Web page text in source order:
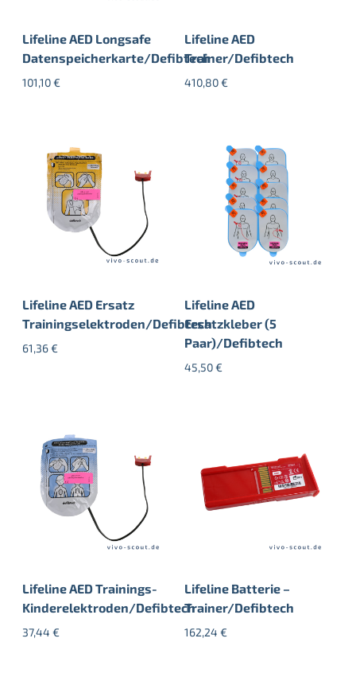
Lifeline AED Longsafe
Datenspeicherkarte/Defibtech
101,10€
Lifeline AED
Trainer/Defibtech
410,80€
Lifeline AED Ersatz
Trainingselektroden/Defibtech
61,36€
Lifeline AED
Ersatzkleber (5
Paar)/Defibtech
45,50€
Lifeline AED Trainings-
Kinderelektroden/Defibtech
37,44 €
Lifeline Batterie –
Trainer/Defibtech
162,24 €